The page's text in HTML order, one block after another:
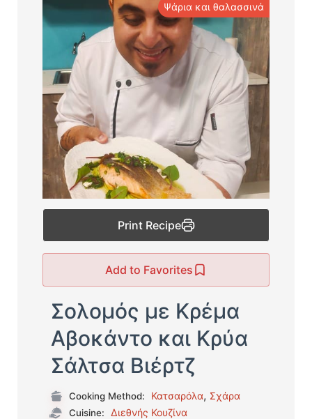
Print Recipe
Add to Favorites
Ψάρια και θαλασσινά
Σολομός με Κρέμα
Αβοκάντο και Κρύα
Σάλτσα Βιέρτζ
Cooking Method: Κατσαρόλα, Σχάρα
Cuisine: Διεθνής Κουζίνα